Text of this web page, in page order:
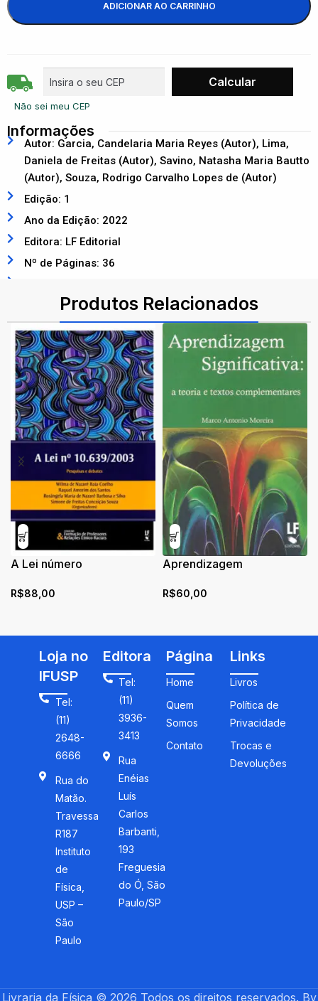
ADICIONAR AO CARRINHO
Não sei meu CEP
Informações
Autor: Garcia, Candelaria Maria Reyes (Autor), Lima,
Daniela de Freitas (Autor), Savino, Natasha Maria Bautto
(Autor), Souza, Rodrigo Carvalho Lopes de (Autor)
Edição: 1
Ano da Edição: 2022
Editora: LF Editorial
Nº de Páginas: 36
Produtos Relacionados
A Lei número
debates
R$88,00
Aprendizagem
textos complementares
R$60,00
Loja no
IFUSP
Tel:
(11)
2648-
6666
Rua do
Matão.
Travessa
R187
Instituto
de
Física,
USP –
São
Paulo
Editora
Tel:
(11)
3936-
3413
Rua
Enéias
Luís
Carlos
Barbanti,
193
Freguesia
do Ó, São
Paulo/SP
Página
Home
Quem
Somos
Contato
Links
Livros
Política de
Privacidade
Trocas e
Devoluções
Livraria da Física © 2026 Todos os direitos reservados. By